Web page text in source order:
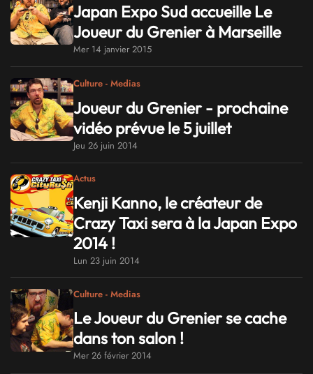
Japan Expo Sud accueille Le
Joueur du Grenier à Marseille
Mer 14 janvier 2015
Culture - Medias
Joueur du Grenier - prochaine
vidéo prévue le 5 juillet
Jeu 26 juin 2014
Actus
Kenji Kanno, le créateur de
Crazy Taxi sera à la Japan Expo
2014 !
Lun 23 juin 2014
Culture - Medias
Le Joueur du Grenier se cache
dans ton salon !
Mer 26 février 2014